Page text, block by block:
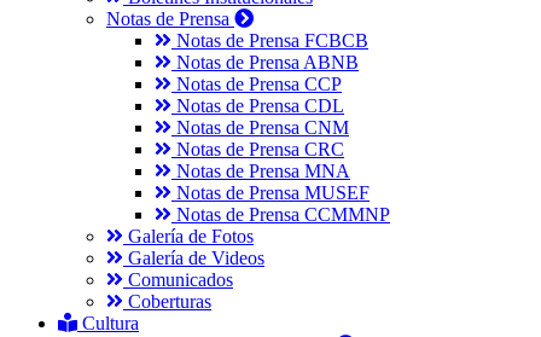
Notas de Prensa
Notas de Prensa FCBCB
Notas de Prensa ABNB
Notas de Prensa CCP
Notas de Prensa CDL
Notas de Prensa CNM
Notas de Prensa CRC
Notas de Prensa MNA
Notas de Prensa MUSEF
Notas de Prensa CCMMNP
Galería de Fotos
Galería de Videos
Comunicados
Coberturas
Cultura